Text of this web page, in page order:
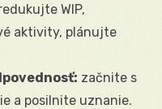
WIP,
aktivity, plánujte
začnite s
a posilnite uznanie.